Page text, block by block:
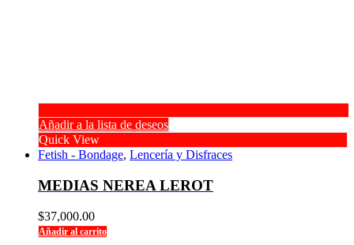
Añadir a la lista de deseos
Quick View
Fetish - Bondage, Lencería y Disfraces
MEDIAS NEREA LEROT
$37,000.00
Añadir al carrito